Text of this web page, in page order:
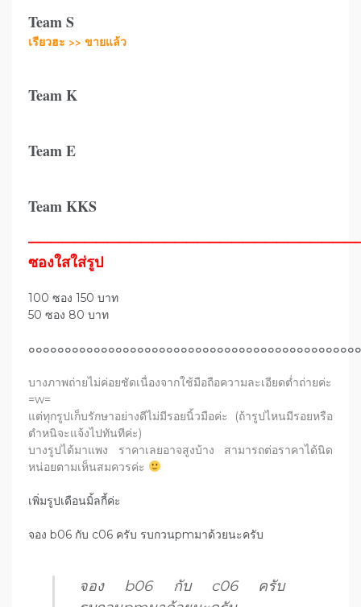
Team S
เรียวฮะ >> ขายแล้ว
Team K
Team E
Team KKS
ซองใสใส่รูป
100 ซอง 150 บาท
50 ซอง 80 บาท
๐๐๐๐๐๐๐๐๐๐๐๐๐๐๐๐๐๐๐๐๐๐๐๐๐๐๐๐๐๐๐๐๐๐๐๐๐๐๐๐๐๐๐๐๐
บางภาพถ่ายไม่ค่อยชัดเนื่องจากใช้มือถือความละเอียดต่ำถ่ายค่ะ
=w=
แต่ทุกรูปเก็บรักษาอย่างดีไม่มีรอยนิ้วมือค่ะ (ถ้ารูปไหนมีรอยหรือ
ตำหนิจะแจ้งไปทันทีค่ะ)
บางรูปได้มาแพง ราคาเลยอาจสูงบ้าง สามารถต่อราคาได้นิด
หน่อยตามเห็นสมควรค่ะ
เพิ่มรูปเดือนมิ้ลกี้ค่ะ
จอง b06 กับ c06 ครับ รบกวนpmมาด้วยนะครับ
จอง b06 กับ c06 ครับ